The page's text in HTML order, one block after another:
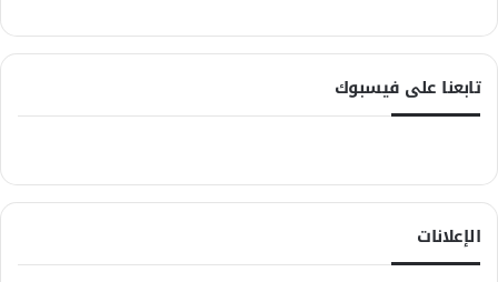
تابعنا على فيسبوك
الإعلانات